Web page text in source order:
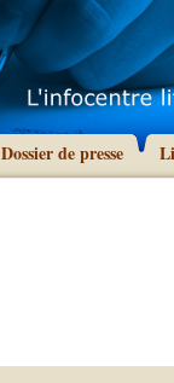
Dossier de presse